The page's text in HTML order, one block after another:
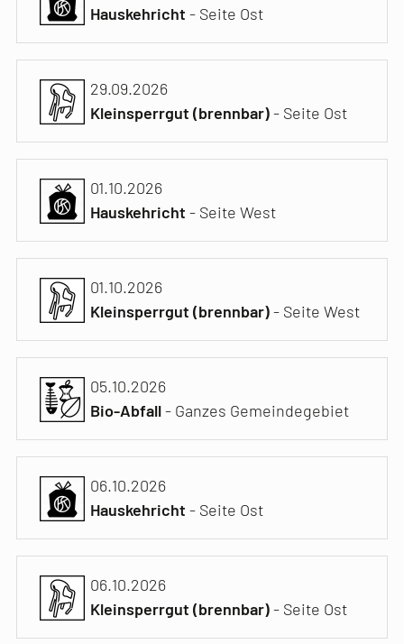
Hauskehricht- Seite Ost
29.09.2026
Kleinsperrgut (brennbar)- Seite Ost
01.10.2026
Hauskehricht- Seite West
01.10.2026
Kleinsperrgut (brennbar)- Seite West
05.10.2026
Bio-Abfall- Ganzes Gemeindegebiet
06.10.2026
Hauskehricht- Seite Ost
06.10.2026
Kleinsperrgut (brennbar)- Seite Ost